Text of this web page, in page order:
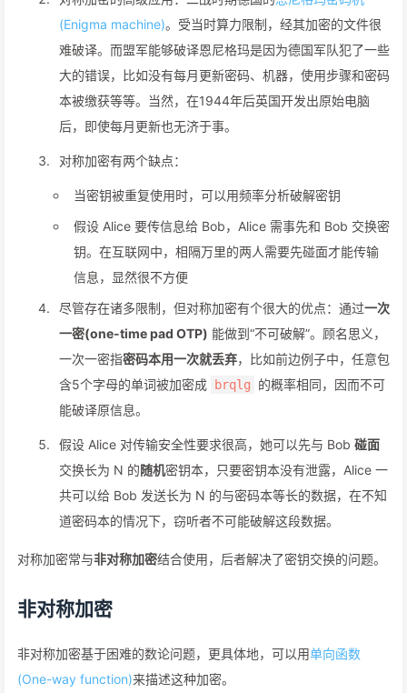
(Enigma machine)。受当时算力限制，经其加密的文件很
难破译。而盟军能够破译恩尼格玛是因为德国军队犯了一些
大的错误，比如没有每月更新密码、机器，使用步骤和密码
本被缴获等等。当然，在1944年后英国开发出原始电脑
后，即使每月更新也无济于事。
对称加密有两个缺点：
当密钥被重复使用时，可以用频率分析破解密钥
假设 Alice 要传信息给 Bob，Alice 需事先和 Bob 交换密
钥。在互联网中，相隔万里的两人需要先碰面才能传输
信息，显然很不方便
尽管存在诸多限制，但对称加密有个很大的优点：通过一次
一密(one-time pad OTP) 能做到“不可破解”。顾名思义，
一次一密指密码本用一次就丢弃，比如前边例子中，任意包
含5个字母的单词被加密成
brqlg
的概率相同，因而不可
能破译原信息。
假设 Alice 对传输安全性要求很高，她可以先与 Bob 碰面
交换长为 N 的随机密钥本，只要密钥本没有泄露，Alice 一
共可以给 Bob 发送长为 N 的与密码本等长的数据，在不知
道密码本的情况下，窃听者不可能破解这段数据。
对称加密常与非对称加密结合使用，后者解决了密钥交换的问题。
非对称加密
非对称加密基于困难的数论问题，更具体地，可以用单向函数
(One-way function)来描述这种加密。